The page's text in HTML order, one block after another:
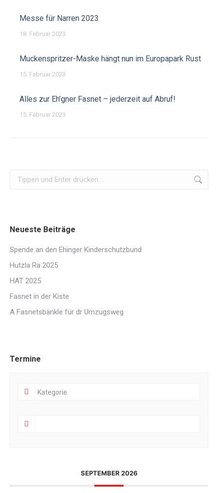
Messe für Narren 2023
18. Februar 2023
Muckenspritzer-Maske hängt nun im Europapark Rust
15. Februar 2023
Alles zur Eh’gner Fasnet – jederzeit auf Abruf!
15. Februar 2023
Search:
Neueste Beiträge
Spende an den Ehinger Kinderschutzbund
Hutzla Ra 2025
HAT 2025
Fasnet in der Kiste
A Fasnetsbänkle für dr Umzugsweg
Termine
SEPTEMBER 2026